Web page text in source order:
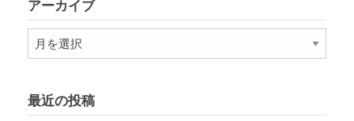
ー
アーカイブ
ア
ー
ブ
最近の投稿